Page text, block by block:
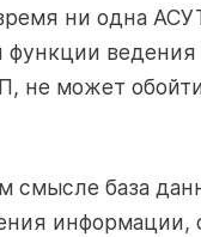
ни одна
ведения
не может
смысле база
информации,